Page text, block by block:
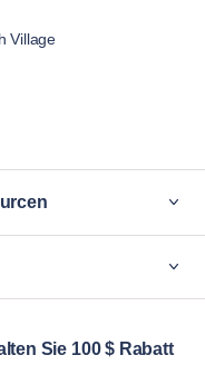
Village
Sie 100 $ Rabatt